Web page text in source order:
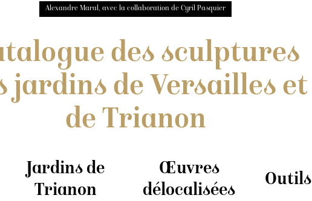
Alexandre Maral, avec la collaboration de Cyril Pasquier
des sculptures
jardins de Versailles et
de Trianon
Jardins de
Trianon
Œuvres
délocalisées
Outils